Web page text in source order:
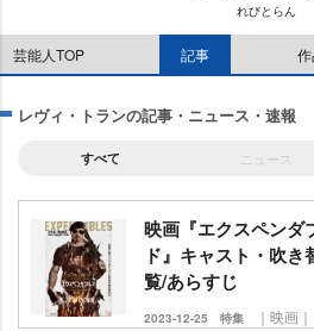
れびとらん
芸能人TOP 記事
レヴィ・トランの記事・ニュース・速報
すべて ニュース
映画『エクスペンダ
ド』キャスト・吹
覧/あらすじ
2023-12-25 特集 ｜映画｜